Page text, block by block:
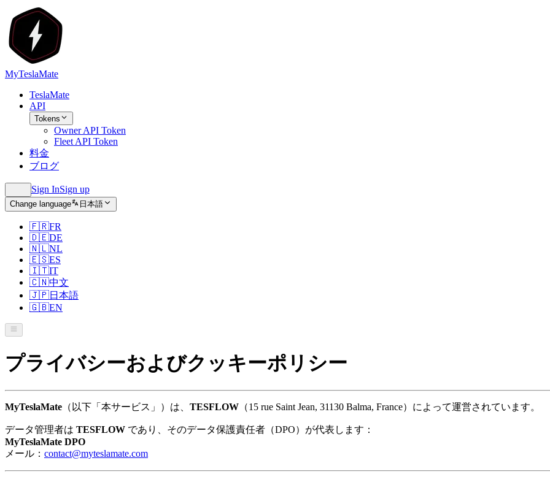
MyTeslaMate
TeslaMate
API
Tokens
Owner API Token
Fleet API Token
料金
ブログ
Sign InSign up
Change language 日本語
🇫🇷FR
🇩🇪DE
🇳🇱NL
🇪🇸ES
🇮🇹IT
🇨🇳中文
🇯🇵日本語
🇬🇧EN
プライバシーおよびクッキーポリシー
MyTeslaMate （以下「本サービス」）は、 TESFLOW （15 rue Saint Jean, 31130 Balma, France）によって運営されています。
データ管理者は TESFLOW であり、そのデータ保護責任者（DPO）が代表します：
MyTeslaMate DPO
メール： contact@myteslamate.com